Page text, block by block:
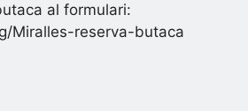
al formulari:
Miralles-reserva-butaca